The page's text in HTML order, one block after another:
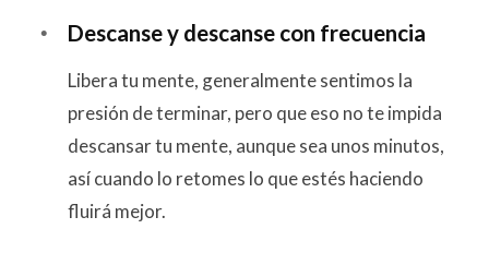
Descanse y descanse con frecuencia
Libera tu mente, generalmente sentimos la
presión de terminar, pero que eso no te impida
descansar tu mente, aunque sea unos minutos,
así cuando lo retomes lo que estés haciendo
fluirá mejor.